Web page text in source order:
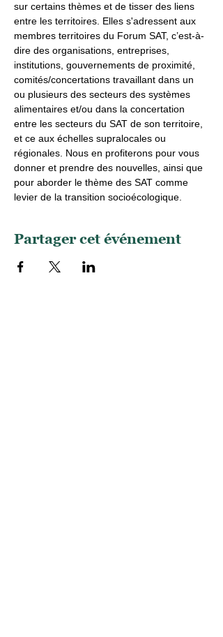
sur certains thèmes et de tisser des liens
entre les territoires. Elles s'adressent aux
membres territoires du Forum SAT, c’est-à-
dire des organisations, entreprises,
institutions, gouvernements de proximité,
comités/concertations travaillant dans un
ou plusieurs des secteurs des systèmes
alimentaires et/ou dans la concertation
entre les secteurs du SAT de son territoire,
et ce aux échelles supralocales ou
régionales. Nous en profiterons pour vous
donner et prendre des nouvelles, ainsi que
pour aborder le thème des SAT comme
levier de la transition socioécologique.
Partager cet événement